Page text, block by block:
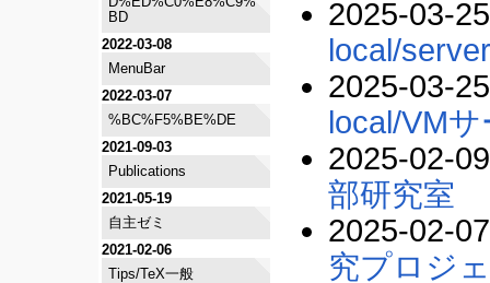
BD
2022-03-08
MenuBar
2022-03-07
%BC%F5%BE%DE
2021-09-03
Publications
2021-05-19
自主ゼミ
2021-02-06
Tips/TeX一般
2025-03-
local/server
2025-03-
local/VM
2025-02-
部研究室
2025-02-
究プロジ